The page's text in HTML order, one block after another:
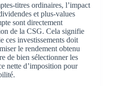
titres ordinaires, l’impact
et plus-values
sont directement
de la CSG. Cela signifie
ces investissements doit
le rendement obtenu
de bien sélectionner les
nette d’imposition pour